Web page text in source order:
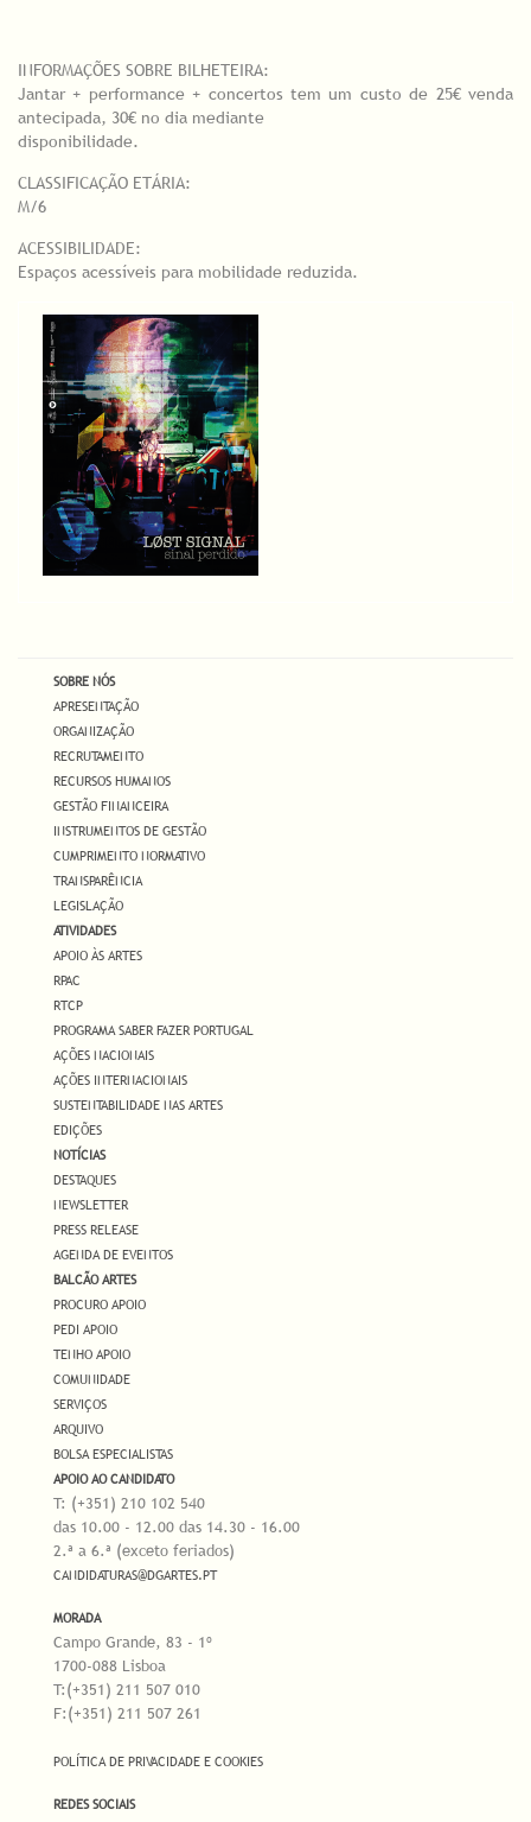
INFORMAÇÕES SOBRE BILHETEIRA:
Jantar + performance + concertos tem um custo de 25€ venda
antecipada, 30€ no dia mediante
disponibilidade.
CLASSIFICAÇÃO ETÁRIA:
M/6
ACESSIBILIDADE:
Espaços acessíveis para mobilidade reduzida.
SOBRE NÓS
APRESENTAÇÃO
ORGANIZAÇÃO
RECRUTAMENTO
RECURSOS HUMANOS
GESTÃO FINANCEIRA
INSTRUMENTOS DE GESTÃO
CUMPRIMENTO NORMATIVO
TRANSPARÊNCIA
LEGISLAÇÃO
ATIVIDADES
APOIO ÀS ARTES
RPAC
RTCP
PROGRAMA SABER FAZER PORTUGAL
AÇÕES NACIONAIS
AÇÕES INTERNACIONAIS
SUSTENTABILIDADE NAS ARTES
EDIÇÕES
NOTÍCIAS
DESTAQUES
NEWSLETTER
PRESS RELEASE
AGENDA DE EVENTOS
BALCÃO ARTES
PROCURO APOIO
PEDI APOIO
TENHO APOIO
COMUNIDADE
SERVIÇOS
ARQUIVO
BOLSA ESPECIALISTAS
APOIO AO CANDIDATO
T: (+351) 210 102 540
das 10.00 - 12.00 das 14.30 - 16.00
2.ª a 6.ª (exceto feriados)
CANDIDATURAS@DGARTES.PT
MORADA
Campo Grande, 83 - 1º
1700-088 Lisboa
T:(+351) 211 507 010
F:(+351) 211 507 261
POLÍTICA DE PRIVACIDADE E COOKIES
REDES SOCIAIS